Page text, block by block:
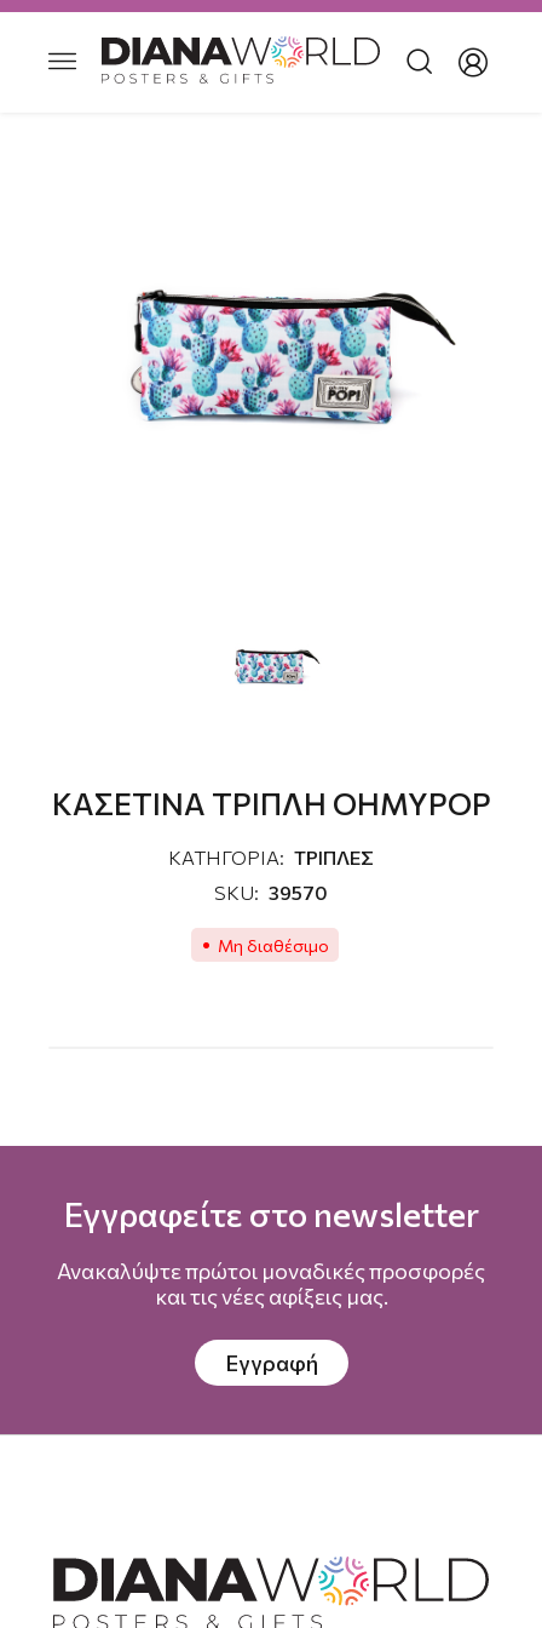
ΚΑΣΕΤΙΝΑ ΤΡΙΠΛΗ OHMYPOP
ΚΑΤΗΓΟΡΙΑ: ΤΡΙΠΛΕΣ
SKU: 39570
Μη διαθέσιμο
Εγγραφείτε στο newsletter
Ανακαλύψτε πρώτοι μοναδικές προσφορές
και τις νέες αφίξεις μας.
Εγγραφή